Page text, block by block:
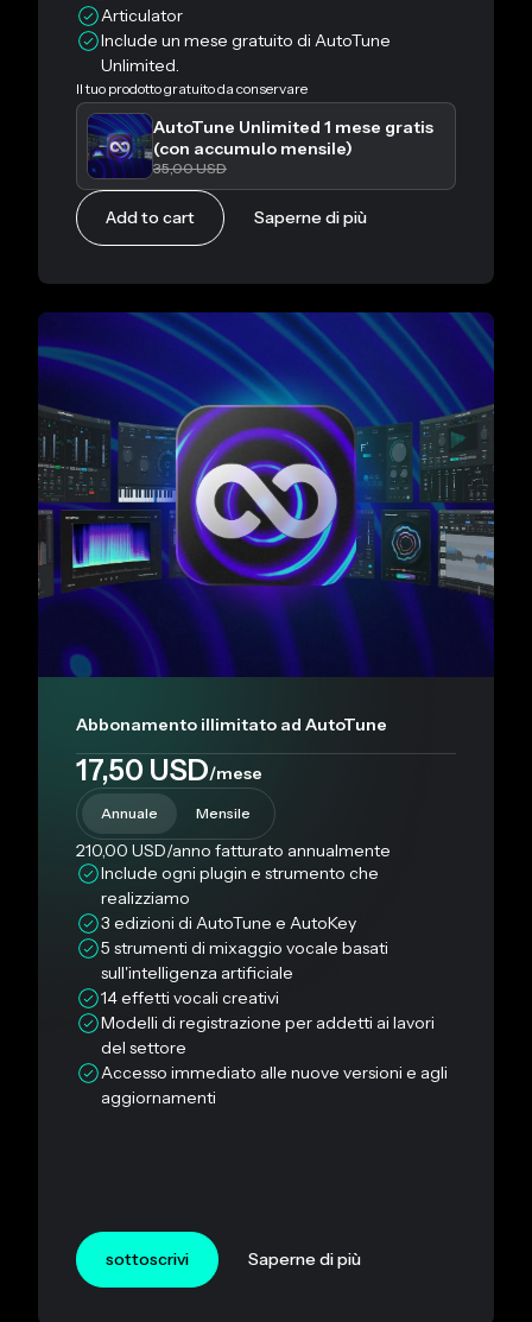
Articulator
Include un mese gratuito di AutoTune
Unlimited.
Il tuo prodotto gratuito da conservare
AutoTune Unlimited 1 mese gratis
(con accumulo mensile)
35,00 USD
Add to cart Saperne di più
Abbonamento illimitato ad AutoTune
17,50 USD/mese
Annuale Mensile
210,00 USD/anno fatturato annualmente
Include ogni plugin e strumento che
realizziamo
3 edizioni di AutoTune e AutoKey
5 strumenti di mixaggio vocale basati
sull'intelligenza artificiale
14 effetti vocali creativi
Modelli di registrazione per addetti ai lavori
del settore
Accesso immediato alle nuove versioni e agli
aggiornamenti
sottoscrivi Saperne di più